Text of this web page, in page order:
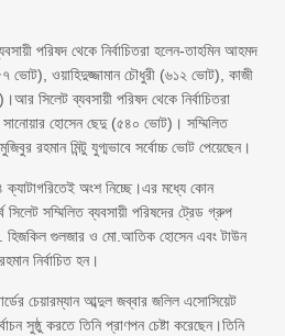
পরিষদ থেকে নির্বাচিতরা হলেন-তাহমিন আহমদ
ভোট), ওয়াহিদুজ্জামান চৌধুরী (৬১২ ভোট), কাজী
সিলেট ব্যবসায়ী পরিষদ থেকে নির্বাচিতরা
হোসেন ছেদু (৫৪০ ভোট)। সম্মিলিত
রহমান মিন্টু যুগ্মভাবে সর্বোচ্চ ভোট পেয়েছেন।
ক্যাটাগরিতেই অংশ নিচ্ছে।এর মধ্যে কোন
সিলেট সম্মিলিত ব্যবসায়ী পরিষদের ট্রেড গ্রুপ
হিজকিল গুলজার ও মো.আতিক হোসেন এবং টাউন
নির্বাচিত হন।
চেয়ারম্যান আব্দুল জব্বার জলিল এসোসিয়েট
সুষ্ঠু করতে তিনি প্রাণপন চেষ্টা করেছেন।তিনি